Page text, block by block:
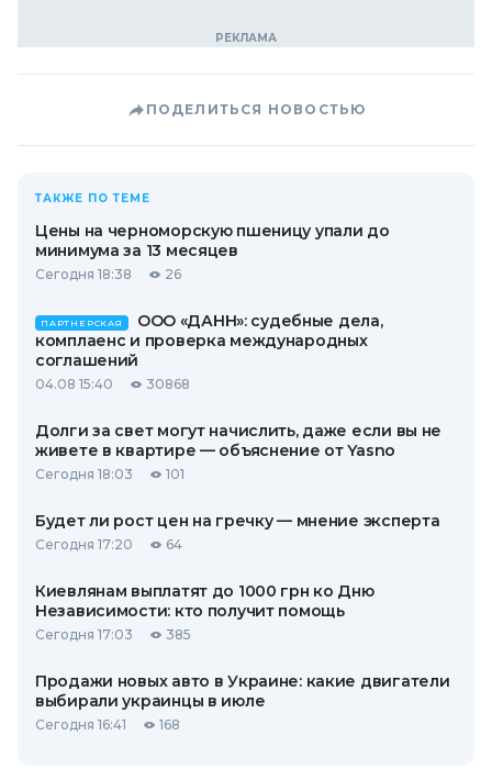
ПОДЕЛИТЬСЯ НОВОСТЬЮ
ТАКЖЕ ПО ТЕМЕ
Цены на черноморскую пшеницу упали до
минимума за 13 месяцев
Сегодня 18:38 26
ПАРТНЕРСКАЯ
ООО «ДАНН»: судебные дела,
комплаенс и проверка международных
соглашений
04.08 15:40 30868
Долги за свет могут начислить, даже если вы не
живете в квартире — объяснение от Yasno
Сегодня 18:03 101
Будет ли рост цен на гречку — мнение эксперта
Сегодня 17:20 64
Киевлянам выплатят до 1000 грн ко Дню
Независимости: кто получит помощь
Сегодня 17:03 385
Продажи новых авто в Украине: какие двигатели
выбирали украинцы в июле
Сегодня 16:41 168